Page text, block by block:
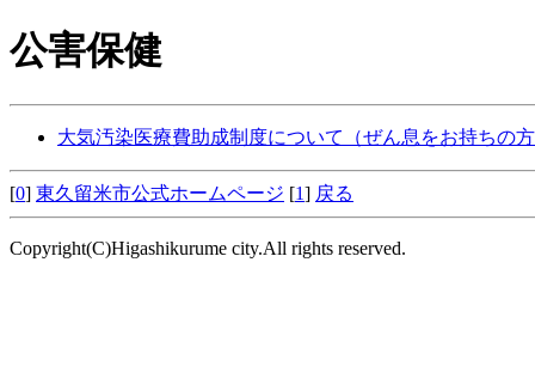
公害保健
大気汚染医療費助成制度について（ぜん息をお持ちの
[0] 東久留米市公式ホームページ [1] 戻る
Copyright(C)Higashikurume city.All rights reserved.